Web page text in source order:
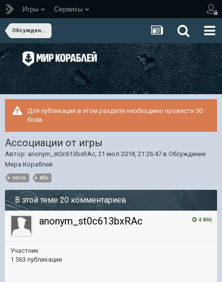
Игры Сервисы
Обсуждение Мира Кораблей
Для публикации в этом разделе необходимо провести 50
боёв.
Ассоциации от игры
Автор: anonym_st0c613bxRAc, 21 июл 2018, 21:26:47 в Обсуждение
Мира Кораблей
леста вбр
В этой теме 20 комментариев
4 846
anonym_st0c613bxRAc
Участник
1 563 публикации